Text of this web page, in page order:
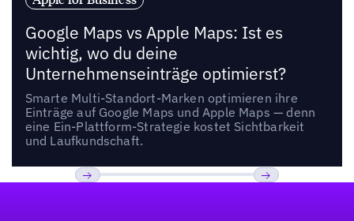
Google Maps vs Apple Maps: Ist es
wichtig, wo du deine
Unternehmenseinträge optimierst?
Smarte Multi-Standort-Marken optimieren ihre
Einträge auf Google Maps und Apple Maps — denn
eine Ein-Plattform-Strategie kostet Sichtbarkeit
und Laufkundschaft.